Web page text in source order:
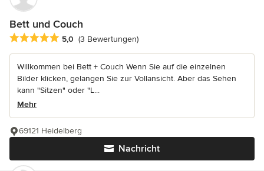
Bett und Couch
Durchschnittliche Bewertung: 5 von 5 Sternen
5,0 (3 Bewertungen)
Willkommen bei Bett + Couch Wenn Sie auf die einzelnen
Bilder klicken, gelangen Sie zur Vollansicht. Aber das Sehen
kann "Sitzen" oder "L...
Mehr
Nachricht
69121 Heidelberg